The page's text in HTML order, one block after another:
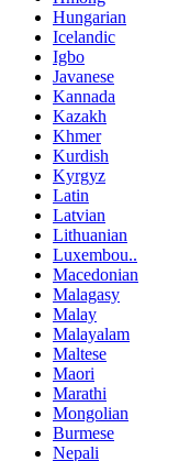
Hungarian
Icelandic
Igbo
Javanese
Kannada
Kazakh
Khmer
Kurdish
Kyrgyz
Latin
Latvian
Lithuanian
Luxembou..
Macedonian
Malagasy
Malay
Malayalam
Maltese
Maori
Marathi
Mongolian
Burmese
Nepali